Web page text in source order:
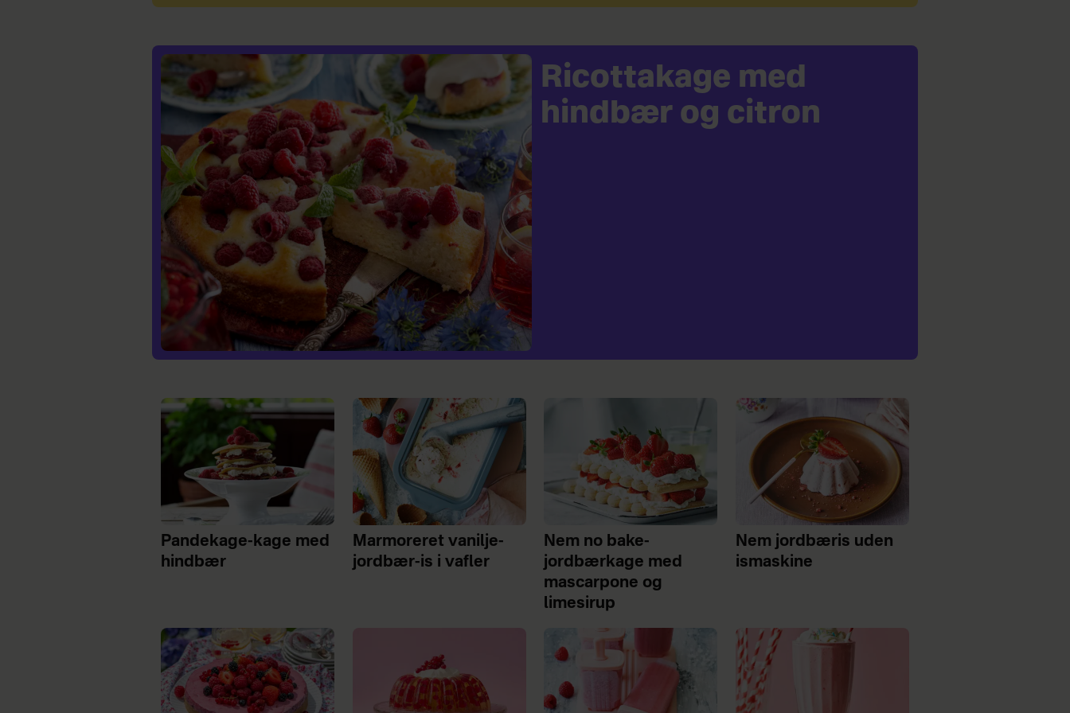
Ricottakage med
hindbær og citron
Pandekage-kage med
hindbær
Marmoreret vanilje-
jordbær-is i vafler
Nem no bake-
jordbærkage med
mascarpone og
limesirup
Nem jordbæris uden
ismaskine